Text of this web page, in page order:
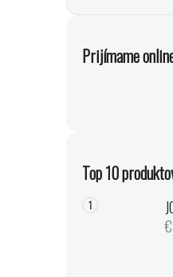
Prijímame
Top 10